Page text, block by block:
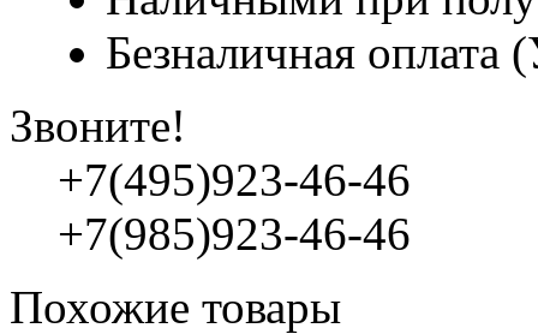
Безналичная
Звоните!
+7(495)923-46-46
+7(985)923-46-46
Похожие товары